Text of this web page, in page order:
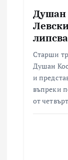
Душан
Старши
Душан
и
въпреки
от